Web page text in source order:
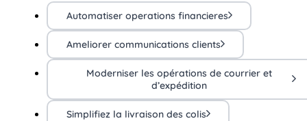
Automatiser operations financieres
Ameliorer communications clients
Moderniser les opérations de courrier et
d’expédition
Simplifiez la livraison des colis